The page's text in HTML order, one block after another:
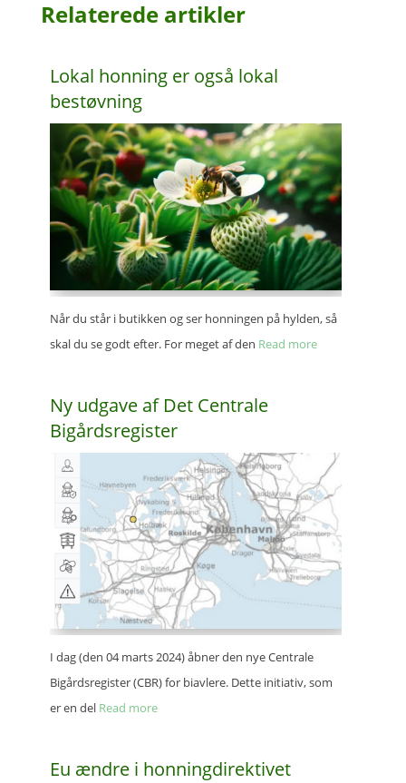
Rela­te­re­de artikler
Lokal honning er også lokal
bestøvning
Når du står i butik­ken og ser honnin­gen på hylden, så
skal du se godt efter. For meget af den Read more
Ny udgave af Det Centra­le
Bigårdsregister
I dag (den 04 marts 2024) åbner den nye Centra­le
Bigårds­re­gi­ster (CBR) for biav­le­re. Dette initi­a­tiv, som
er en del Read more
Eu ændre i honningdirektivet